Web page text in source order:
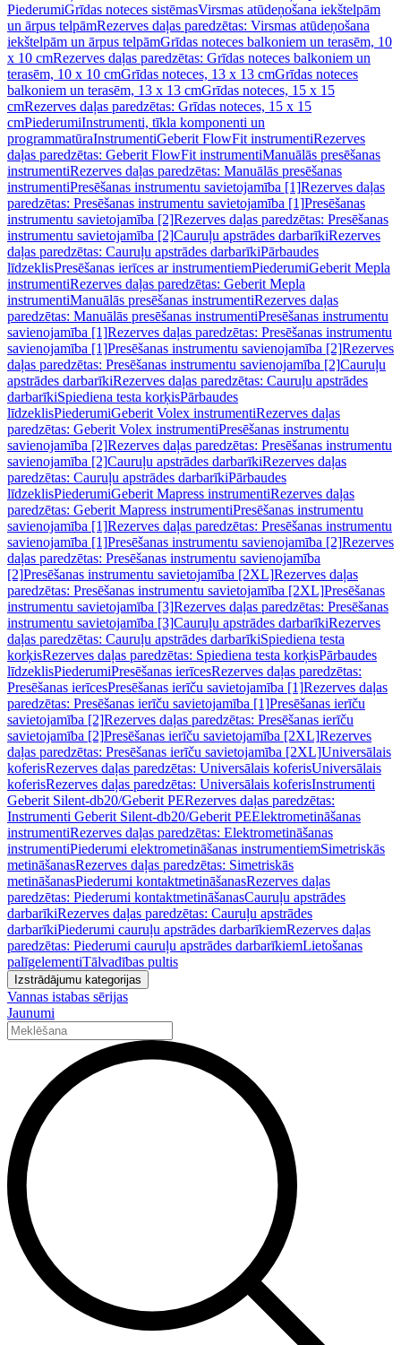
PiederumiGrīdas noteces sistēmasVirsmas atūdeņošana iekštelpām
un ārpus telpāmRezerves daļas paredzētas: Virsmas atūdeņošana
iekštelpām un ārpus telpāmGrīdas noteces balkoniem un terasēm, 10
x 10 cmRezerves daļas paredzētas: Grīdas noteces balkoniem un
terasēm, 10 x 10 cmGrīdas noteces, 13 x 13 cmGrīdas noteces
balkoniem un terasēm, 13 x 13 cmGrīdas noteces, 15 x 15
cmRezerves daļas paredzētas: Grīdas noteces, 15 x 15
cmPiederumiInstrumenti, tīkla komponenti un
programmatūraInstrumentiGeberit FlowFit instrumentiRezerves
daļas paredzētas: Geberit FlowFit instrumentiManuālās presēšanas
instrumentiRezerves daļas paredzētas: Manuālās presēšanas
instrumentiPresēšanas instrumentu savietojamība [1]Rezerves daļas
paredzētas: Presēšanas instrumentu savietojamība [1]Presēšanas
instrumentu savietojamība [2]Rezerves daļas paredzētas: Presēšanas
instrumentu savietojamība [2]Cauruļu apstrādes darbarīkiRezerves
daļas paredzētas: Cauruļu apstrādes darbarīkiPārbaudes
līdzeklisPresēšanas ierīces ar instrumentiemPiederumiGeberit Mepla
instrumentiRezerves daļas paredzētas: Geberit Mepla
instrumentiManuālās presēšanas instrumentiRezerves daļas
paredzētas: Manuālās presēšanas instrumentiPresēšanas instrumentu
savienojamība [1]Rezerves daļas paredzētas: Presēšanas instrumentu
savienojamība [1]Presēšanas instrumentu savienojamība [2]Rezerves
daļas paredzētas: Presēšanas instrumentu savienojamība [2]Cauruļu
apstrādes darbarīkiRezerves daļas paredzētas: Cauruļu apstrādes
darbarīkiSpiediena testa korķisPārbaudes
līdzeklisPiederumiGeberit Volex instrumentiRezerves daļas
paredzētas: Geberit Volex instrumentiPresēšanas instrumentu
savienojamība [2]Rezerves daļas paredzētas: Presēšanas instrumentu
savienojamība [2]Cauruļu apstrādes darbarīkiRezerves daļas
paredzētas: Cauruļu apstrādes darbarīkiPārbaudes
līdzeklisPiederumiGeberit Mapress instrumentiRezerves daļas
paredzētas: Geberit Mapress instrumentiPresēšanas instrumentu
savienojamība [1]Rezerves daļas paredzētas: Presēšanas instrumentu
savienojamība [1]Presēšanas instrumentu savienojamība [2]Rezerves
daļas paredzētas: Presēšanas instrumentu savienojamība
[2]Presēšanas instrumentu savietojamība [2XL]Rezerves daļas
paredzētas: Presēšanas instrumentu savietojamība [2XL]Presēšanas
instrumentu savietojamība [3]Rezerves daļas paredzētas: Presēšanas
instrumentu savietojamība [3]Cauruļu apstrādes darbarīkiRezerves
daļas paredzētas: Cauruļu apstrādes darbarīkiSpiediena testa
korķisRezerves daļas paredzētas: Spiediena testa korķisPārbaudes
līdzeklisPiederumiPresēšanas ierīcesRezerves daļas paredzētas:
Presēšanas ierīcesPresēšanas ierīču savietojamība [1]Rezerves daļas
paredzētas: Presēšanas ierīču savietojamība [1]Presēšanas ierīču
savietojamība [2]Rezerves daļas paredzētas: Presēšanas ierīču
savietojamība [2]Presēšanas ierīču savietojamība [2XL]Rezerves
daļas paredzētas: Presēšanas ierīču savietojamība [2XL]Universālais
koferisRezerves daļas paredzētas: Universālais koferisUniversālais
koferisRezerves daļas paredzētas: Universālais koferisInstrumenti
Geberit Silent-db20/Geberit PERezerves daļas paredzētas:
Instrumenti Geberit Silent-db20/Geberit PEElektrometināšanas
instrumentiRezerves daļas paredzētas: Elektrometināšanas
instrumentiPiederumi elektrometināšanas instrumentiemSimetriskās
metināšanasRezerves daļas paredzētas: Simetriskās
metināšanasPiederumi kontaktmetināšanasRezerves daļas
paredzētas: Piederumi kontaktmetināšanasCauruļu apstrādes
darbarīkiRezerves daļas paredzētas: Cauruļu apstrādes
darbarīkiPiederumi cauruļu apstrādes darbarīkiemRezerves daļas
paredzētas: Piederumi cauruļu apstrādes darbarīkiemLietošanas
palīgelementiTālvadības pultis
Izstrādājumu kategorijas
Vannas istabas sērijas
Jaunumi